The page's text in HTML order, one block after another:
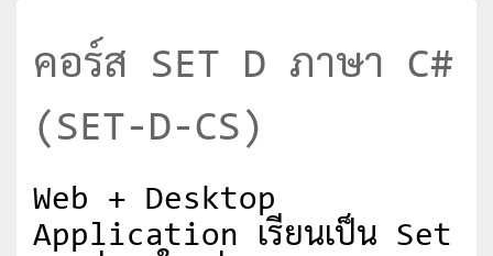
คอร์ส SET D ภาษา C#
(SET-D-CS)
Web + Desktop
Application เรียนเป็น Set